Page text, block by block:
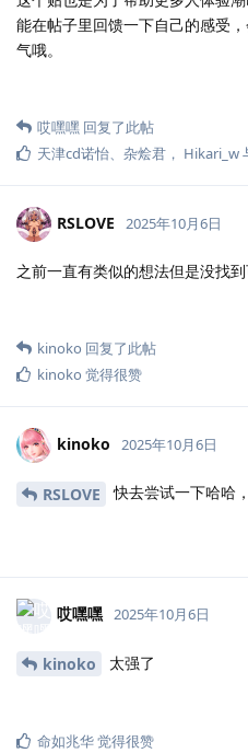
能在帖子里回馈一下自己的感受
气哦。
哎嘿嘿 回复了此帖
天津cd诺怡、 杂烩君 ， Hikari_w
RSLOVE 2025年10月6日
之前一直有类似的想法但是没找
kinoko 回复了此帖
kinoko 觉得很赞
kinoko 2025年10月6日
RSLOVE 快去尝试一下哈哈
哎嘿嘿 2025年10月6日
kinoko 太强了
命如兆华觉得很赞